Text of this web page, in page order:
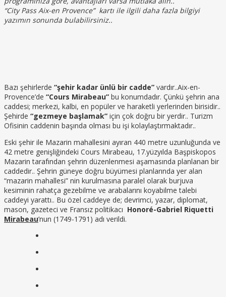
“City Pass Aix-en Provence” kartı ile ilgili daha fazla bilgiyi
yazımın sonunda bulabilirsiniz..
Bazı şehirlerde “şehir kadar ünlü bir cadde” vardır..Aix-en-
Provence’de “Cours Mirabeau” bu konumdadır. Çünkü şehrin ana
caddesi; merkezi, kalbi, en popüler ve haraketli yerlerinden birisidir..
Şehirde “gezmeye başlamak” için çok doğru bir yerdir.. Turizm
Ofisinin caddenin başında olması bu işi kolaylaştırmaktadır..
Eski şehir ile Mazarin mahallesini ayıran 440 metre uzunluğunda ve
42 metre genişliğindeki Cours Mirabeau, 17.yüzyılda Başpiskopos
Mazarin tarafından şehrin düzenlenmesi aşamasında planlanan bir
caddedir.. Şehrin güneye doğru büyümesi planlarında yer alan
“mazarin mahallesi” nin kurulmasına paralel olarak burjuva
kesiminin rahatça gezebilme ve arabalarını koyabilme talebi
caddeyi yarattı.. Bu özel caddeye de; devrimci, yazar, diplomat,
mason, gazeteci ve Fransız politikacı Honoré-Gabriel Riquetti
Mirabeau’nun (1749-1791) adı verildi.